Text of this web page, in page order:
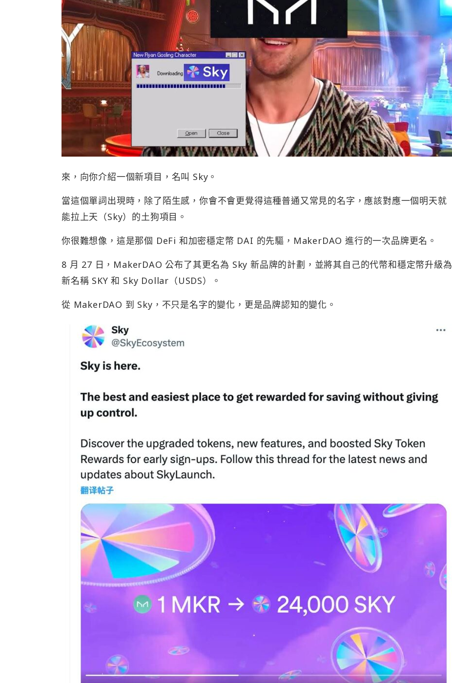
來，向你介紹一個新項目，名叫 Sky。
當這個單詞出現時，除了陌生感，你會不會更覺得這種普通又常見的名字，應該對應一個明天就
能拉上天（Sky）的土狗項目。
你很難想像，這是那個 DeFi 和加密穩定幣 DAI 的先驅，MakerDAO 進行的一次品牌更名。
8 月 27 日，MakerDAO 公布了其更名為 Sky 新品牌的計劃，並將其自己的代幣和穩定幣升級為
新名稱 SKY 和 Sky Dollar（USDS）。
從 MakerDAO 到 Sky，不只是名字的變化，更是品牌認知的變化。